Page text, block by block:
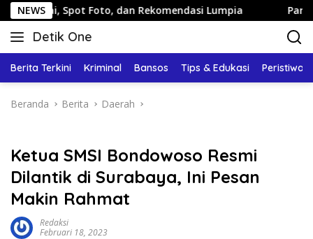
Langsung
ke
konten
NEWS
Foto, dan Rekomendasi Lumpia Panduan Wisata
Detik One
Tajam
Fakta
Berita Terkini Kriminal Bansos Tips & Edukasi Peristiwa
Beranda Berita Daerah
Ketua SMSI Bondowoso Resmi
Dilantik di Surabaya, Ini Pesan
Makin Rahmat
Redaksi
Februari 18, 2023